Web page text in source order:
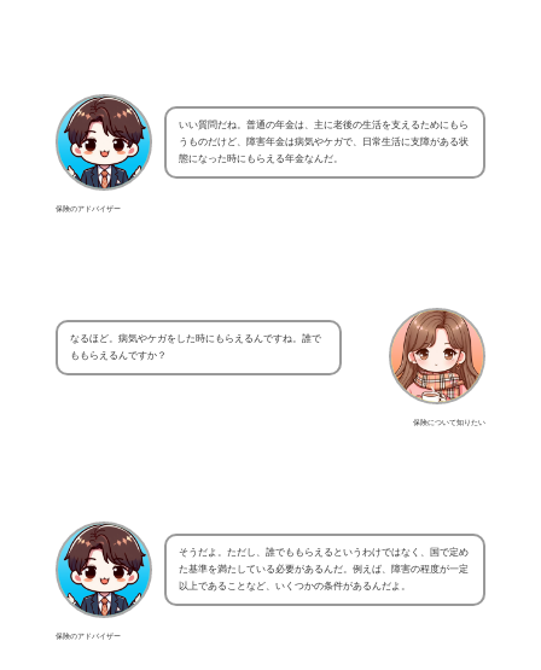
保険のアドバイザー
いい質問だね。普通の年金は、主に老後の生活を支えるためにもら
うものだけど、障害年金は病気やケガで、日常生活に支障がある状
態になった時にもらえる年金なんだ。
保険について知りたい
なるほど。病気やケガをした時にもらえるんですね。誰で
ももらえるんですか？
保険のアドバイザー
そうだよ。ただし、誰でももらえるというわけではなく、国で定め
た基準を満たしている必要があるんだ。例えば、障害の程度が一定
以上であることなど、いくつかの条件があるんだよ。